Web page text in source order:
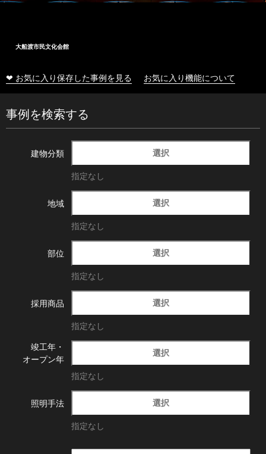
大船渡市民文化会館
❤ お気に入り保存した事例を見る お気に入り機能について
事例を検索する
建物分類 選択
指定なし
地域 選択
指定なし
部位 選択
指定なし
採用商品 選択
指定なし
竣工年・
オープン年
選択
指定なし
照明手法 選択
指定なし